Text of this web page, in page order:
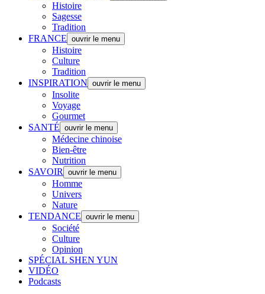
Histoire
Sagesse
Tradition
FRANCE ouvrir le menu
Histoire
Culture
Tradition
INSPIRATION ouvrir le menu
Insolite
Voyage
Gourmet
SANTÉ ouvrir le menu
Médecine chinoise
Bien-être
Nutrition
SAVOIR
ouvrir le menu
Homme
Univers
Nature
TENDANCE ouvrir le menu
Société
Culture
Opinion
SPÉCIAL SHEN YUN
VIDÉO
Podcasts